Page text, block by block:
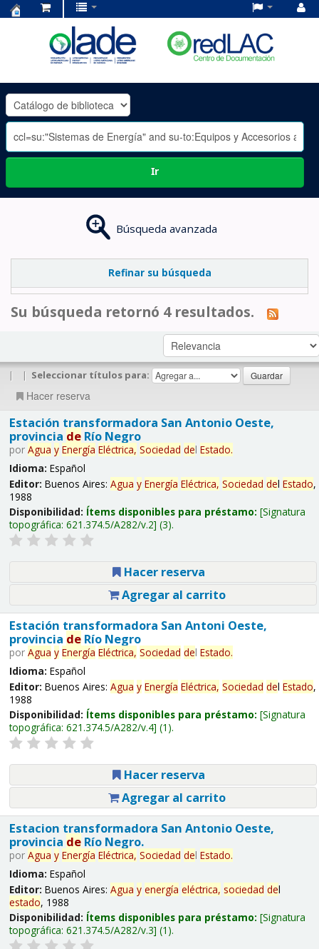
OLADE
-
Ir
Búsqueda avanzada
Refinar su búsqueda
Su búsqueda retornó 4 resultados.
| | Seleccionar títulos para:
Hacer reserva
Estación transformadora San Antonio Oeste,
provincia deRío Negro
por Agua y Energía Eléctrica, Sociedad del Estado.
Idioma: Español
Editor: Buenos Aires: Agua y Energía Eléctrica, Sociedad del Estado,
1988
Disponibilidad: Ítems disponibles para préstamo: Signatura
topográfica: 621.374.5/A282/v.2 (3).
Hacer reserva
Agregar al carrito
Estación transformadora San Antoni Oeste,
provincia deRío Negro
por Agua y Energía Eléctrica, Sociedad del Estado.
Idioma: Español
Editor: Buenos Aires: Agua y Energía Eléctrica, Sociedad del Estado,
1988
Disponibilidad: Ítems disponibles para préstamo: Signatura
topográfica: 621.374.5/A282/v.4 (1).
Hacer reserva
Agregar al carrito
Estacion transformadora San Antonio Oeste,
provincia deRío Negro.
por Agua y Energía Eléctrica, Sociedad del Estado.
Idioma: Español
Editor: Buenos Aires: Agua y energía eléctrica, sociedad del
estado, 1988
Disponibilidad: Ítems disponibles para préstamo: Signatura
topográfica: 621.374.5/A282/v.3 (1).